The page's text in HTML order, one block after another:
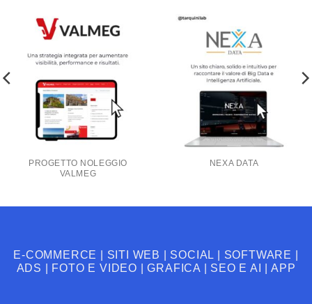
PROGETTO NOLEGGIO
VALMEG
NEXA DATA
E-COMMERCE | SITI WEB | SOCIAL | SOFTWARE |
ADS | FOTO E VIDEO | GRAFICA | SEO E AI | APP